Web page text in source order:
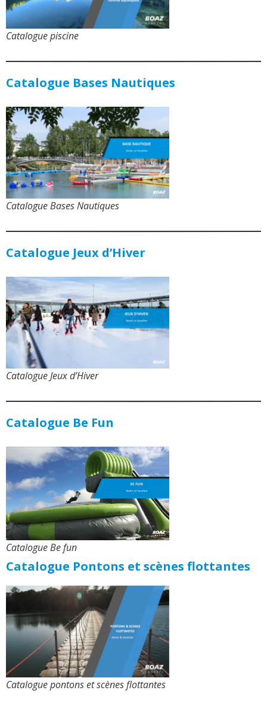
Catalogue piscine
Catalogue Bases Nautiques
Catalogue Bases Nautiques
Catalogue Jeux d’Hiver
Catalogue Jeux d’Hiver
Catalogue Be Fun
Catalogue Be fun
Catalogue Pontons et scènes flottantes
Catalogue pontons et scènes flottantes